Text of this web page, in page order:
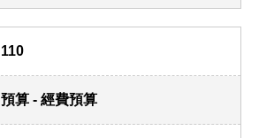
110
預算 - 經費預算